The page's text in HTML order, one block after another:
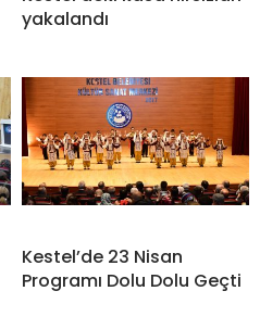
yakalandı
Kestel’de 23 Nisan
Programı Dolu Dolu Geçti